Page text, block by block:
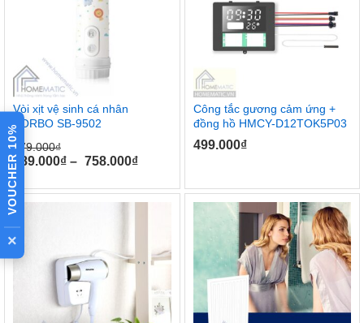
Vòi xịt vệ sinh cá nhân
SORBO SB-9502
979.000₫
189.000₫ – 758.000₫
Công tắc gương cảm ứng +
đồng hồ HMCY-D12TOK5P03
499.000₫
VOUCHER 10%
×